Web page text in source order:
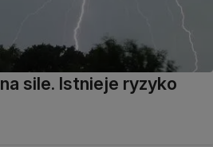
sile. Istnieje ryzyko